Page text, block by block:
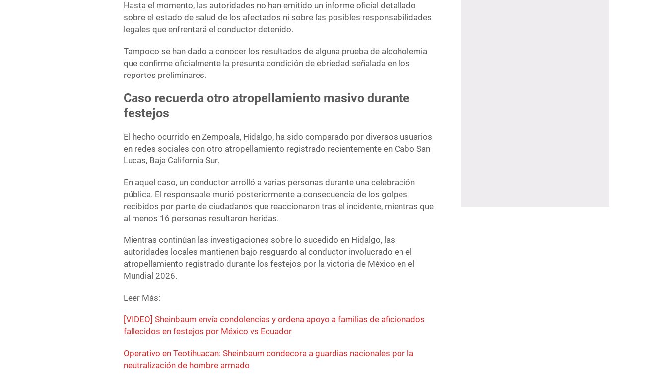
Hasta el momento, las autoridades no han emitido un informe oficial detallado
sobre el estado de salud de los afectados ni sobre las posibles responsabilidades
legales que enfrentará el conductor detenido.
Tampoco se han dado a conocer los resultados de alguna prueba de alcoholemia
que confirme oficialmente la presunta condición de ebriedad señalada en los
reportes preliminares.
Caso recuerda otro atropellamiento masivo durante
festejos
El hecho ocurrido en Zempoala, Hidalgo, ha sido comparado por diversos usuarios
en redes sociales con otro atropellamiento registrado recientemente en Cabo San
Lucas, Baja California Sur.
En aquel caso, un conductor arrolló a varias personas durante una celebración
pública. El responsable murió posteriormente a consecuencia de los golpes
recibidos por parte de ciudadanos que reaccionaron tras el incidente, mientras que
al menos 16 personas resultaron heridas.
Mientras continúan las investigaciones sobre lo sucedido en Hidalgo, las
autoridades locales mantienen bajo resguardo al conductor involucrado en el
atropellamiento registrado durante los festejos por la victoria de México en el
Mundial 2026.
Leer Más:
[VIDEO] Sheinbaum envía condolencias y ordena apoyo a familias de aficionados
fallecidos en festejos por México vs Ecuador
Operativo en Teotihuacan: Sheinbaum condecora a guardias nacionales por la
neutralización de hombre armado